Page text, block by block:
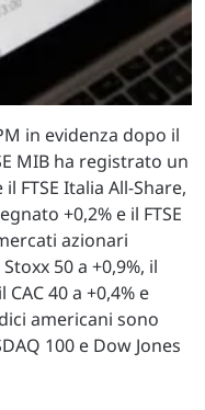
in evidenza dopo il
MIB ha registrato un
FTSE Italia All-Share,
+0,2% e il FTSE
azionari
50 a +0,9%, il
CAC 40 a +0,4% e
americani sono
100 e Dow Jones